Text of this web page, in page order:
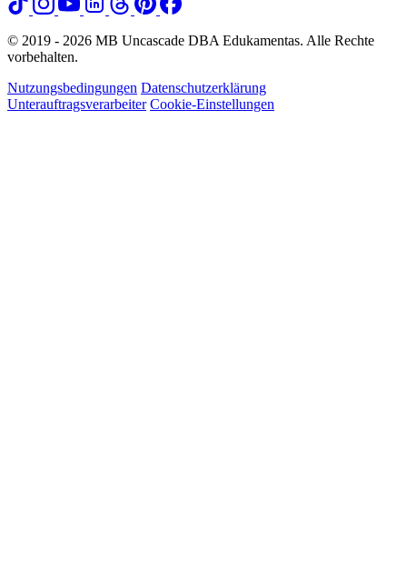
© 2019 - 2026 MB Uncascade DBA Edukamentas. Alle Rechte
vorbehalten.
Nutzungsbedingungen Datenschutzerklärung
Unterauftragsverarbeiter Cookie-Einstellungen